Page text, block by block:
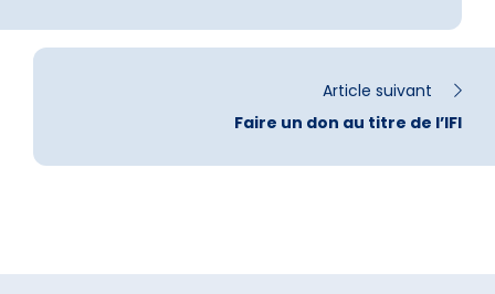
Article suivant
Faire un don au titre de l’IFI